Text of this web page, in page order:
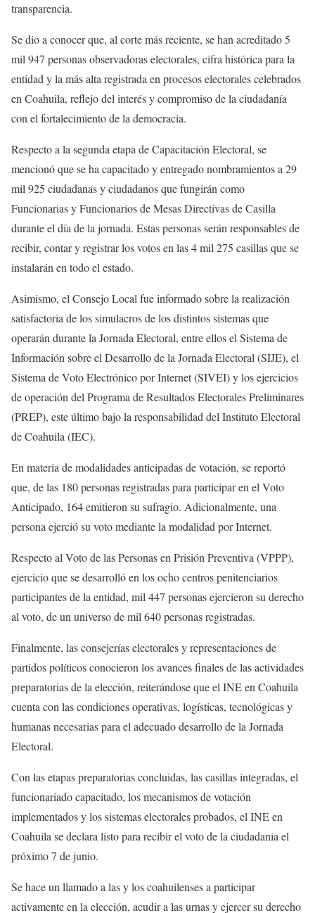
transparencia.
Se dio a conocer que, al corte más reciente, se han acreditado 5
mil 947 personas observadoras electorales, cifra histórica para la
entidad y la más alta registrada en procesos electorales celebrados
en Coahuila, reflejo del interés y compromiso de la ciudadanía
con el fortalecimiento de la democracia.
Respecto a la segunda etapa de Capacitación Electoral, se
mencionó que se ha capacitado y entregado nombramientos a 29
mil 925 ciudadanas y ciudadanos que fungirán como
Funcionarias y Funcionarios de Mesas Directivas de Casilla
durante el día de la jornada. Estas personas serán responsables de
recibir, contar y registrar los votos en las 4 mil 275 casillas que se
instalarán en todo el estado.
Asimismo, el Consejo Local fue informado sobre la realización
satisfactoria de los simulacros de los distintos sistemas que
operarán durante la Jornada Electoral, entre ellos el Sistema de
Información sobre el Desarrollo de la Jornada Electoral (SIJE), el
Sistema de Voto Electrónico por Internet (SIVEI) y los ejercicios
de operación del Programa de Resultados Electorales Preliminares
(PREP), este último bajo la responsabilidad del Instituto Electoral
de Coahuila (IEC).
En materia de modalidades anticipadas de votación, se reportó
que, de las 180 personas registradas para participar en el Voto
Anticipado, 164 emitieron su sufragio. Adicionalmente, una
persona ejerció su voto mediante la modalidad por Internet.
Respecto al Voto de las Personas en Prisión Preventiva (VPPP),
ejercicio que se desarrolló en los ocho centros penitenciarios
participantes de la entidad, mil 447 personas ejercieron su derecho
al voto, de un universo de mil 640 personas registradas.
Finalmente, las consejerías electorales y representaciones de
partidos políticos conocieron los avances finales de las actividades
preparatorias de la elección, reiterándose que el INE en Coahuila
cuenta con las condiciones operativas, logísticas, tecnológicas y
humanas necesarias para el adecuado desarrollo de la Jornada
Electoral.
Con las etapas preparatorias concluidas, las casillas integradas, el
funcionariado capacitado, los mecanismos de votación
implementados y los sistemas electorales probados, el INE en
Coahuila se declara listo para recibir el voto de la ciudadanía el
próximo 7 de junio.
Se hace un llamado a las y los coahuilenses a participar
activamente en la elección, acudir a las urnas y ejercer su derecho